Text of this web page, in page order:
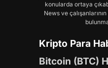
konularda ortaya
News ve
Kripto Para
Bitcoin (BTC)